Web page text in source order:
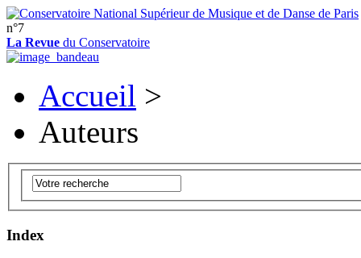
n°7
La Revue du Conservatoire
Accueil >
Auteurs
Index